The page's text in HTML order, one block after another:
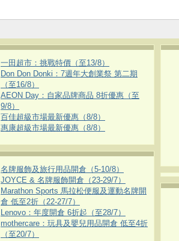
一田超市：挑戰特價（至13/8）
Don Don Donki：7週年大創業祭 第二期
（至16/8）
AEON Day：自家品牌商品 8折優惠（至
9/8）
百佳超級市場最新優惠（8/8）
惠康超級市場最新優惠（8/8）
名牌服飾及旅行用品開倉（5-10/8）
JOYCE & 名牌服飾開倉（23-29/7）
Marathon Sports 馬拉松便服及運動名牌開
倉 低至2折（22-27/7）
Lenovo：年度開倉 6折起（至28/7）
mothercare：玩具及嬰兒用品開倉 低至4折
（至20/7）